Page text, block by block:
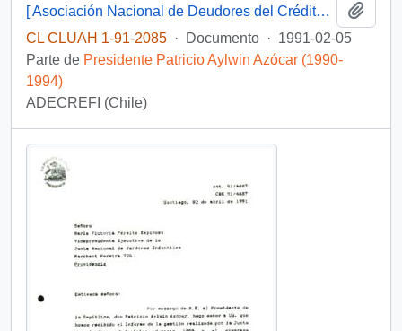
[ Asociación Nacional de Deudores del Crédito Fiscal Universitario solicita solución respecto de deudas universitarias]
CL CLUAH 1-91-2085 · Documento · 1991-02-05
Parte de Presidente Patricio Aylwin Azócar (1990-
1994)
ADECREFI (Chile)